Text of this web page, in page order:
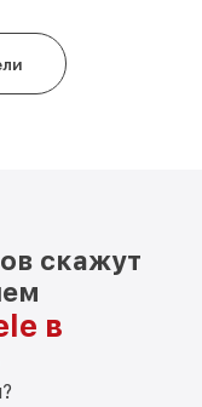
скажут
в